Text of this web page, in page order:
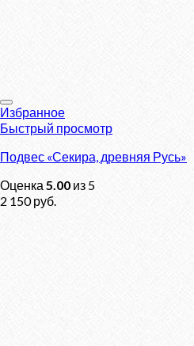
Избранное
Быстрый просмотр
Подвес «Секира, древняя Русь»
Оценка 5.00 из 5
2 150руб.